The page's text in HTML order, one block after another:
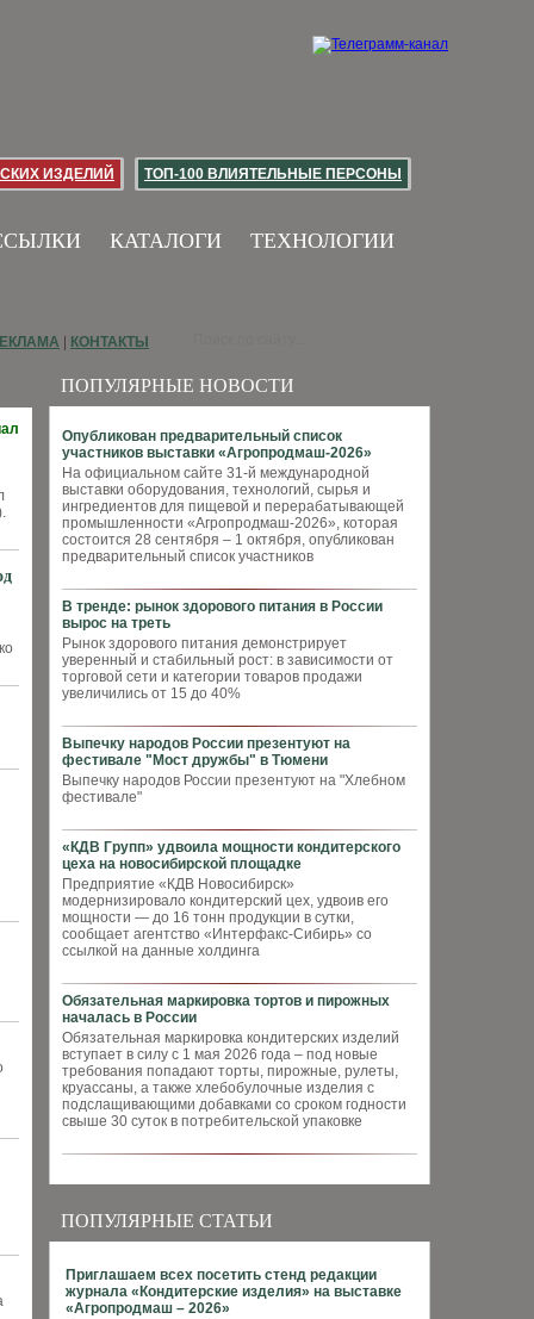
ИЗДЕЛИЙ ТОП-100 ВЛИЯТЕЛЬНЫЕ ПЕРСОНЫ
КАТАЛОГИ ТЕХНОЛОГИИ
ПОПУЛЯРНЫЕ НОВОСТИ
Опубликован предварительный список
участников выставки «Агропродмаш-2026»
На официальном сайте 31-й международной
выставки оборудования, технологий, сырья и
ингредиентов для пищевой и перерабатывающей
промышленности «Агропродмаш-2026», которая
состоится 28 сентября – 1 октября, опубликован
предварительный список участников
В тренде: рынок здорового питания в России
вырос на треть
Рынок здорового питания демонстрирует
уверенный и стабильный рост: в зависимости от
торговой сети и категории товаров продажи
увеличились от 15 до 40%
Выпечку народов России презентуют на
фестивале "Мост дружбы" в Тюмени
Выпечку народов России презентуют на "Хлебном
фестивале"
«КДВ Групп» удвоила мощности кондитерского
цеха на новосибирской площадке
Предприятие «КДВ Новосибирск»
модернизировало кондитерский цех, удвоив его
мощности — до 16 тонн продукции в сутки,
сообщает агентство «Интерфакс-Сибирь» со
ссылкой на данные холдинга
Обязательная маркировка тортов и пирожных
началась в России
Обязательная маркировка кондитерских изделий
вступает в силу с 1 мая 2026 года – под новые
требования попадают торты, пирожные, рулеты,
круассаны, а также хлебобулочные изделия с
подслащивающими добавками со сроком годности
свыше 30 суток в потребительской упаковке
ПОПУЛЯРНЫЕ СТАТЬИ
Приглашаем всех посетить стенд редакции
журнала «Кондитерские изделия» на выставке
«Агропродмаш – 2026»
КОНТАКТЫ